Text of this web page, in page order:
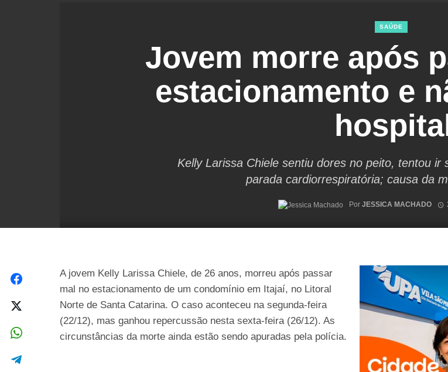
SAÚDE
Jovem morre após
estacionamento e
Kelly Larissa Chiele sentiu dores no peito, tentou ir
parada cardiorrespiratória; causa da
PorJESSICA MACHADO
A jovem Kelly Larissa Chiele, de 26 anos, morreu após passar
mal no estacionamento de um condomínio em Itajaí, no Litoral
Norte de Santa Catarina. O caso aconteceu na segunda-feira
(22/12), mas ganhou repercussão nesta sexta-feira (26/12). As
circunstâncias da morte ainda estão sendo apuradas pela polícia.